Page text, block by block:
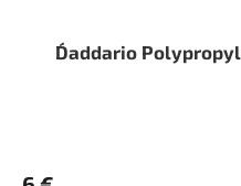
D´addario